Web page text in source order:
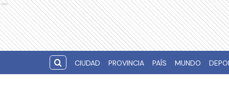
Ads
CIUDAD PROVINCIA PAÍS MUNDO